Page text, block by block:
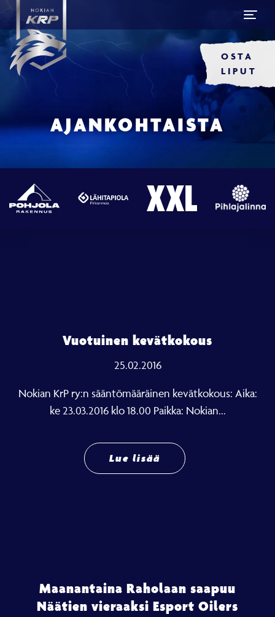
OSTA
LIPUT
AJANKOHTAISTA
Vuotuinen kevätkokous
25.02.2016
Nokian KrP ry:n sääntömääräinen kevätkokous: Aika:
ke 23.03.2016 klo 18.00 Paikka: Nokian...
Lue lisää
Maanantaina Raholaan saapuu
Näätien vieraaksi Esport Oilers